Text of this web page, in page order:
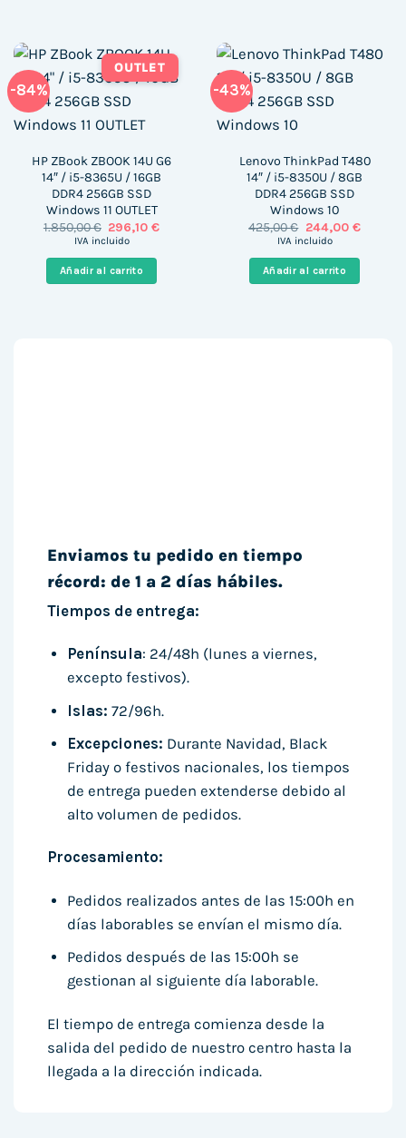
-84%
OUTLET
HP ZBook ZBOOK 14U G6
14″ / i5-8365U / 16GB
DDR4 256GB SSD
Windows 11 OUTLET
1.850,00€ El
precio
1.850,00 €.
296,10€El
IVA incluido
Añadir al carrito
-43%
Lenovo ThinkPad T480
14″ / i5-8350U / 8GB
DDR4 256GB SSD
Windows 10
425,00€ El
precio
era:
425,00 €.
244,00 €El
es:
IVA incluido
Añadir al carrito
Enviamos tu pedido en tiempo
récord: de 1 a 2 días hábiles.
Tiempos de entrega:
Península: 24/48h (lunes a viernes,
excepto festivos).
Islas: 72/96h.
Excepciones: Durante Navidad, Black
Friday o festivos nacionales, los tiempos
de entrega pueden extenderse debido al
alto volumen de pedidos.
Procesamiento:
Pedidos realizados antes de las 15:00h en
días laborables se envían el mismo día.
Pedidos después de las 15:00h se
gestionan al siguiente día laborable.
El tiempo de entrega comienza desde la
salida del pedido de nuestro centro hasta la
llegada a la dirección indicada.